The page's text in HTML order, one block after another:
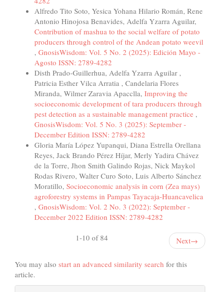
Alfredo Tito Soto, Yesica Yohana Hilario Román, Rene
Antonio Hinojosa Benavides, Adelfa Yzarra Aguilar,
Contribution of mashua to the social welfare of potato
producers through control of the Andean potato weevil
, GnosisWisdom: Vol. 5 No. 2 (2025): Edición Mayo -
Agosto ISSN: 2789-4282
Disth Prado-Guillerhua, Adelfa Yzarra Aguilar ,
Patricia Esther Vilca Arratia , Candelaria Flores
Miranda, Wilmer Zaravia Apacclla, Improving the
socioeconomic development of tara producers through
pest detection as a sustainable management practice ,
GnosisWisdom: Vol. 5 No. 3 (2025): September -
December Edition ISSN: 2789-4282
Gloria María López Yupanqui, Diana Estrella Orellana
Reyes, Jack Brando Pérez Híjar, Merly Yadira Chávez
de la Torre, Jhon Smith Galindo Rojas, Nick Maykol
Rodas Rivero, Walter Curo Soto, Luis Alberto Sánchez
Moratillo, Socioeconomic analysis in corn (Zea mays)
agroforestry systems in Pampas Tayacaja-Huancavelica
, GnosisWisdom: Vol. 2 No. 3 (2022): September -
December 2022 Edition ISSN: 2789-4282
1-10 of 84 Next→
You may also start an advanced similarity search for this
article.